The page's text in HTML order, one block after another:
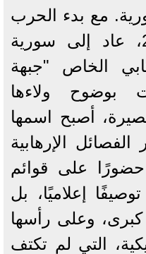
مع بدء الحرب
الكونية في عام 2011، عاد إلى سورية
الخاص "جبهة
بوضوح ولاءها
أصبح اسمها
الإرهابية
حضورًا على قوائم
إعلاميًا، بل
وعلى رأسها
التي لم تكتف